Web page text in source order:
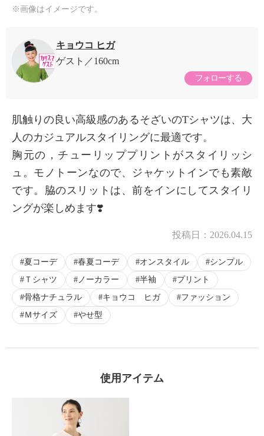
※画像はイメージです。
キョウコ ヒガ
ゲスト
160cm
フォローする
肌触りの良い高級感のあるそざいのTシャツは、大
人のカジュアルスタイリングに最適です。
胸元の，チューリッププリントがスタイリッシ
ュ。モノトーンなので、ジャケットインでも素敵
です。脇のスリットは、前をインにしてスタイリ
ングが楽しめます❣️
投稿日： 2026.04.15
夏コーデ 春夏コーデ オンスタイル
シンプル
Ｔシャツ
ノーカラー 半袖
プリント
骨格ナチュラル
キョウコ ヒガ
ファッション
Ｍサイズ
やせ型
使用アイテム